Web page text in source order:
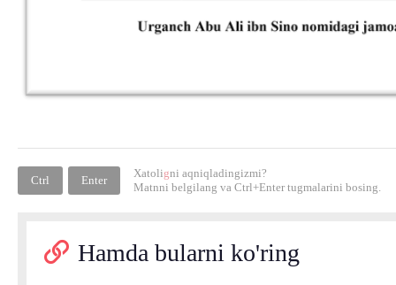
Ctrl Enter
Xatoligni aqniqladingizmi?
Matnni belgilang va Ctrl+Enter tugmalarini bosing.
Hamda bularni ko'ring